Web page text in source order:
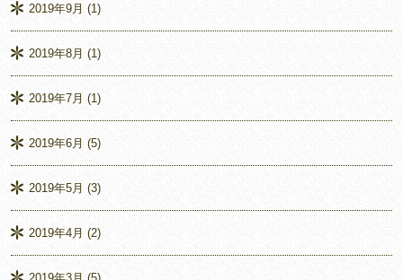
2019年9月 (1)
2019年8月 (1)
2019年7月 (1)
2019年6月 (5)
2019年5月 (3)
2019年4月 (2)